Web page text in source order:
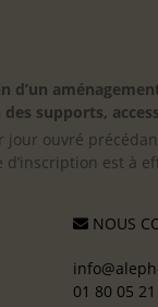
d’un
supports,
jour ouvré
est à
NOUS
01 80 05